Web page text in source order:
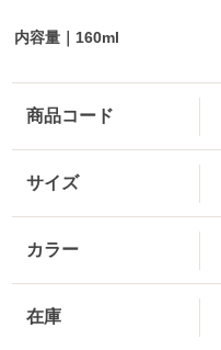
内容量｜160ml
商品コード
サイズ
カラー
在庫